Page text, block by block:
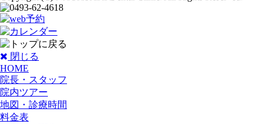
閉じる
HOME
院長・スタッフ
院内ツアー
地図・診療時間
料金表